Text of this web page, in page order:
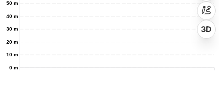
0 m
10 m
20 m
30 m
40 m
50 m
3D